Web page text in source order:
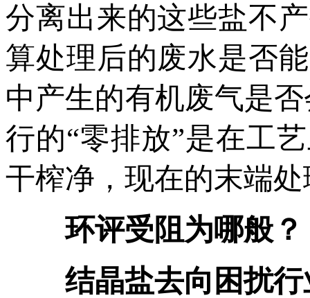
分离出来的这些盐不
算处理后的废水是否
中产生的有机废气是
行的“零排放”是在工
干榨净，现在的末端
环评受阻为哪般？
结晶盐去向困扰行